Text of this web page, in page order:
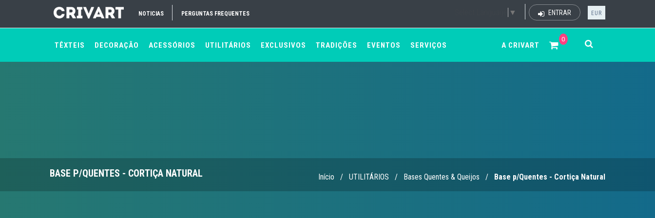
NOTICIAS PERGUNTAS FREQUENTES ▼ ENTRAR EUR
TÊXTEIS DECORAÇÃO ACESSÓRIOS UTILITÁRIOS EXCLUSIVOS TRADIÇÕES EVENTOS SERVIÇOS
0
A CRIVART
BASE P/QUENTES - CORTIÇA NATURAL Início / UTILITÁRIOS / Bases Quentes & Queijos / Base p/Quentes - Cortiça Natural